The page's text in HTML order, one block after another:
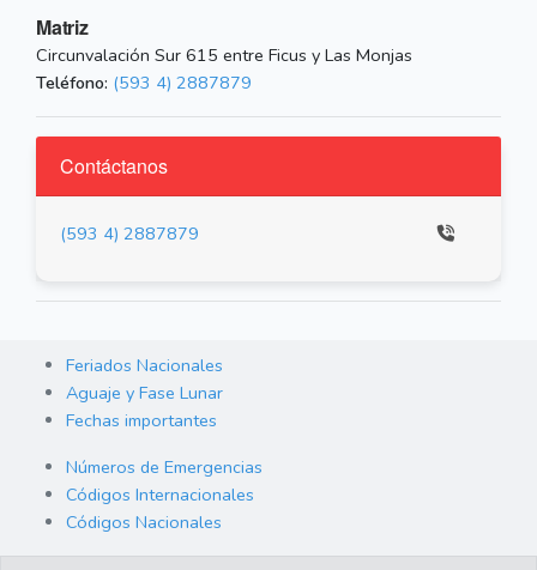
Matriz
Circunvalación Sur 615 entre Ficus y Las Monjas
Teléfono: (593 4) 2887879
Contáctanos
(593 4) 2887879
Feriados Nacionales
Aguaje y Fase Lunar
Fechas importantes
Números de Emergencias
Códigos Internacionales
Códigos Nacionales